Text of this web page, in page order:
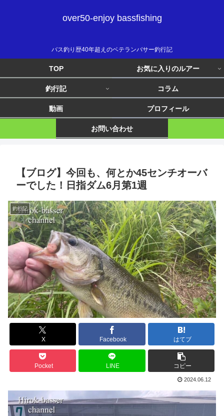
over50-enjoy bassfishing
バス釣り歴40年超えのベテランバサー釣行記
TOP お気に入りのルアー
釣行記 コラム
動画 プロフィール
お問い合わせ
【ブログ】今回も、何とか45センチオーバ
ーでした！日指ダム6月第1週
釣行記
X Facebook はてブ
Pocket LINE コピー
2024.06.12